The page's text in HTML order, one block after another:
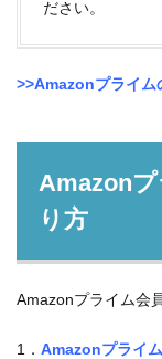
ださい。
>>Amazonプライム
Amazon
り方
Amazonプライム会
1． Amazonプライ